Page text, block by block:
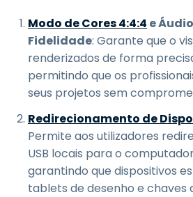
Modo de Cores 4:4:4 e
Fidelidade: Garante que o
renderizados de forma
permitindo que os
seus projetos sem
Redirecionamento de
Permite aos utilizadores
USB locais para o
garantindo que dispositivos
tablets de desenho e chaves